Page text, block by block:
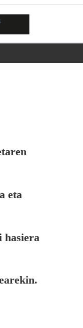
eta
hasiera